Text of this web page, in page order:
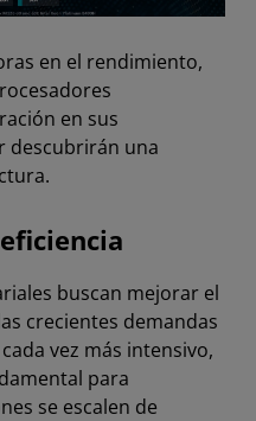
en el rendimiento,
en sus
descubrirán una
buscan mejorar el
crecientes demandas
vez más intensivo,
para
se escalen de